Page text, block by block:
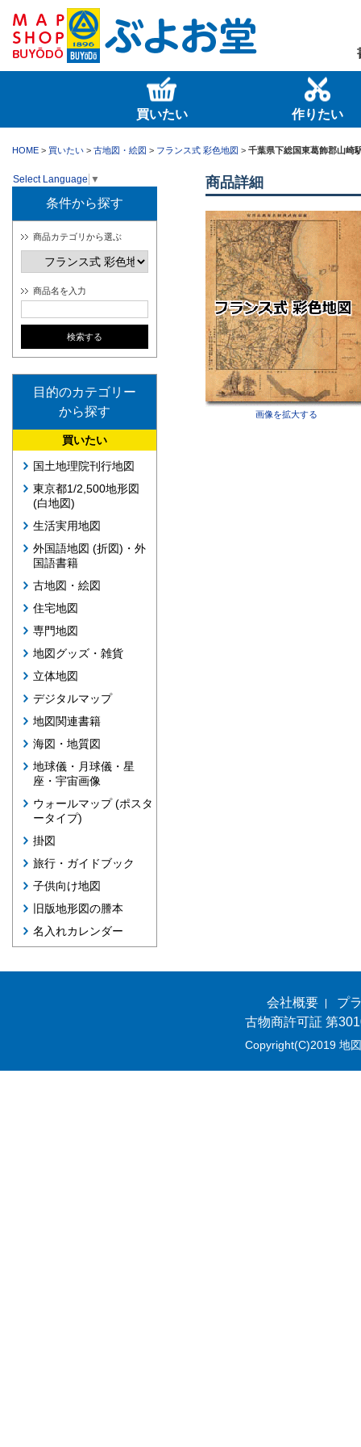
買いたい 作りたい
HOME > 買いたい > 古地図・絵図 > フランス式 彩色地図 > 千葉県下総国東葛飾郡山崎
Select Language ▼
条件から探す
商品カテゴリから選ぶ
商品名を入力
目的のカテゴリー
から探す
買いたい
国土地理院刊行地図
東京都1/2,500地形図
(白地図)
生活実用地図
外国語地図 (折図)・外
国語書籍
古地図・絵図
住宅地図
専門地図
地図グッズ・雑貨
立体地図
デジタルマップ
地図関連書籍
海図・地質図
地球儀・月球儀・星
座・宇宙画像
ウォールマップ (ポスタ
ータイプ)
掛図
旅行・ガイドブック
子供向け地図
旧版地形図の謄本
名入れカレンダー
商品詳細
画像を拡大する
会社概要
プ
古物商許可証 第
Copyright(C)2019 地